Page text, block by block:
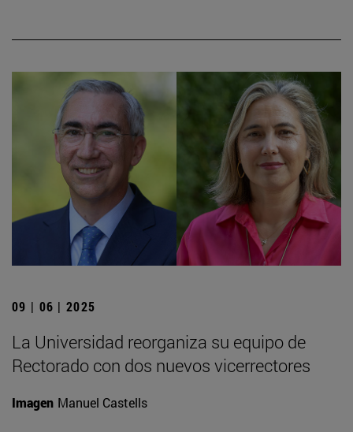
09 | 06 | 2025
La Universidad reorganiza su equipo de
Rectorado con dos nuevos vicerrectores
Imagen Manuel Castells